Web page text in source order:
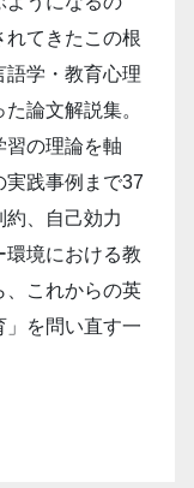
てきたこの根
語学・教育心理
論文解説集。
習の理論を軸
実践事例まで37
、自己効力
環境における教
、これからの英
」を問い直す一